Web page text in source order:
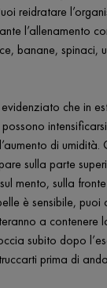
reidratare
l’allenamento
banane, spinaci,
che in
di umidità.
sulla parte
mento, sulla
è sensibile,
a contenere
subito dopo
prima di